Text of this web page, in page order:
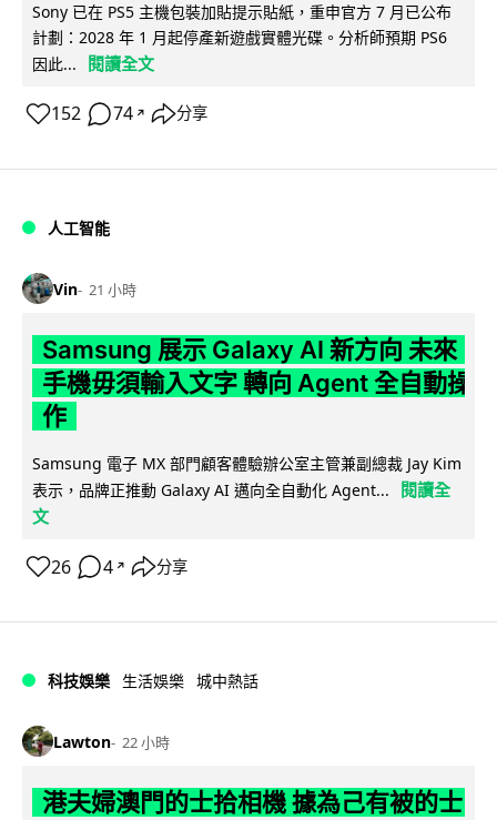
Sony 已在 PS5 主機包裝加貼提示貼紙，重申官方 7 月已公布
計劃：2028 年 1 月起停產新遊戲實體光碟。分析師預期 PS6
因此...
閱讀全文
152 74 ↗ 分享
人工智能
Vin 21 小時
Samsung 展示 Galaxy AI 新方向 未來
手機毋須輸入文字 轉向 Agent 全自動操
作
Samsung 電子 MX 部門顧客體驗辦公室主管兼副總裁 Jay Kim
表示，品牌正推動 Galaxy AI 邁向全自動化 Agent...
閱讀全
文
26 4 ↗ 分享
科技娛樂 生活娛樂 城中熱話
Lawton 22 小時
港夫婦澳門的士拾相機 據為己有被的士